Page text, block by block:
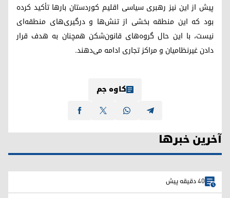
پیش از این نیز رهبری سیاسی اقلیم کوردستان بارها تأکید کرده
بود که این منطقه بخشی از تنش‌ها و درگیری‌های منطقه‌ای
نیست، با این حال گروه‌های قانون‌شکن همچنان به هدف قرار
دادن غیرنظامیان و مراکز تجاری ادامه می‌دهند.
کاوە جم
آخرین خبرها
40 دقیقه پیش